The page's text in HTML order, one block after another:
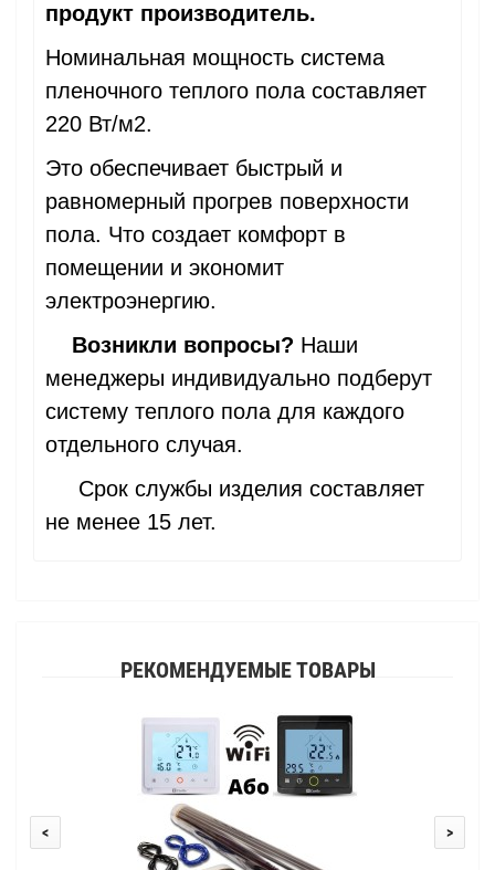
продукт производитель.
Номинальная мощность система
пленочного теплого пола составляет
220 Вт/м2.
Это обеспечивает быстрый и
равномерный прогрев поверхности
пола. Что создает комфорт в
помещении и экономит
электроэнергию.
Возникли вопросы? Наши
менеджеры индивидуально подберут
систему теплого пола для каждого
отдельного случая.
Срок службы изделия составляет
не менее 15 лет.
РЕКОМЕНДУЕМЫЕ ТОВАРЫ
< >